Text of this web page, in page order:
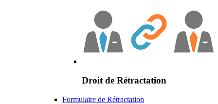
Droit de Rétractation
Formulaire de Rétractation